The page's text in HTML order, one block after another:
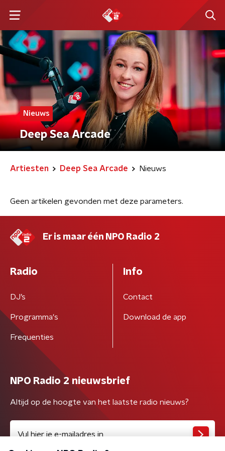
Nieuws
Deep Sea Arcade
Artiesten Deep Sea Arcade Nieuws
Geen artikelen gevonden met deze parameters.
Er is maar één NPO Radio 2
Radio
DJ’s
Programma's
Frequenties
Info
Contact
Download de app
NPO Radio 2 nieuwsbrief
Altijd op de hoogte van het laatste radio nieuws?